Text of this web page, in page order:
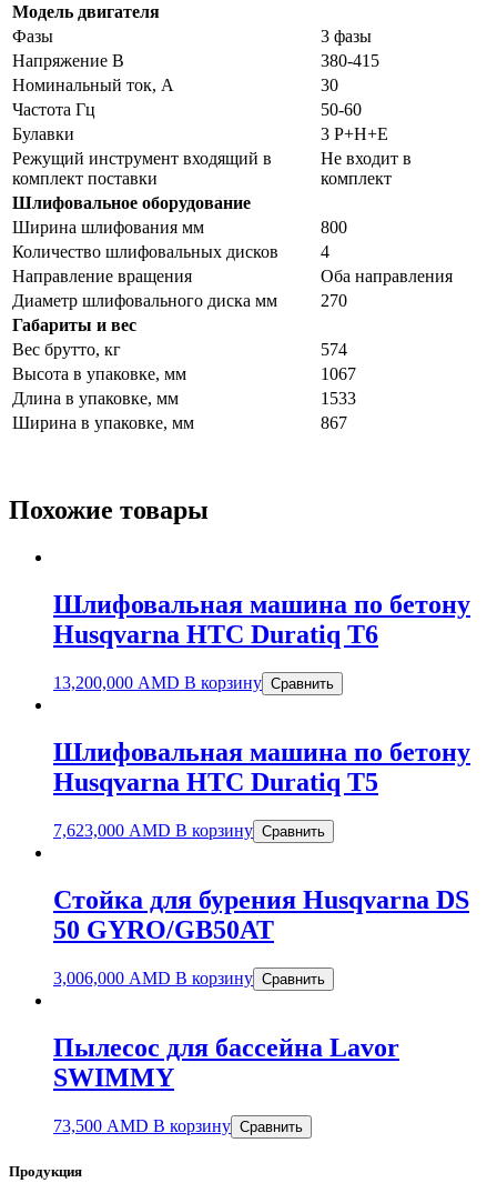
Модель двигателя
Фазы
3 фазы
Напряжение В
380-415
Номинальный ток, А
30
Частота Гц
50-60
Булавки
3 P+H+E
Режущий инструмент входящий в
комплект поставки
Не входит в
комплект
Шлифовальное оборудование
Ширина шлифования мм
800
Количество шлифовальных дисков
4
Направление вращения
Оба направления
Диаметр шлифовального диска мм
270
Габариты и вес
Вес брутто, кг
574
Высота в упаковке, мм
1067
Длина в упаковке, мм
1533
Ширина в упаковке, мм
867
Похожие товары
Шлифовальная машина по бетону
Husqvarna HTC Duratiq T6
13,200,000 AMD В корзину Сравнить
Шлифовальная машина по бетону
Husqvarna HTC Duratiq T5
7,623,000 AMD В корзину Сравнить
Стойка для бурения Husqvarna DS
50 GYRO/GB50AT
3,006,000 AMD В корзину Сравнить
Пылесос для бассейна Lavor
SWIMMY
73,500 AMD В корзину Сравнить
Продукция